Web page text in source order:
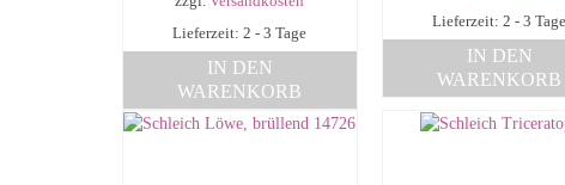
Lieferzeit: 2 - 3 Tage
IN DEN
WARENKORB
Lieferzeit: 2 - 3 Tage
IN DEN
WARENKORB